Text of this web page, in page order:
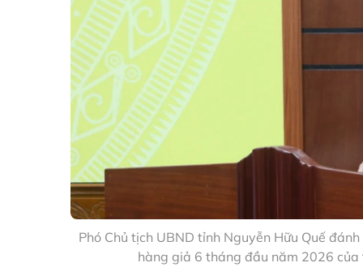
Phó Chủ tịch UBND tỉnh Nguyễn Hữu Quế
hàng giả 6 tháng đầu năm 2026